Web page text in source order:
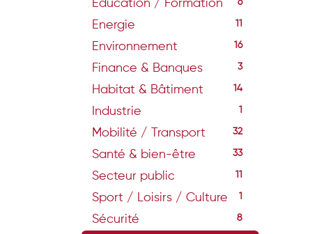
Education / Formation 6
Energie 11
Environnement 16
Finance & Banques 3
Habitat & Bâtiment 14
Industrie 1
Mobilité / Transport 32
Santé & bien-être 33
Secteur public 11
Sport / Loisirs / Culture 1
Sécurité 8